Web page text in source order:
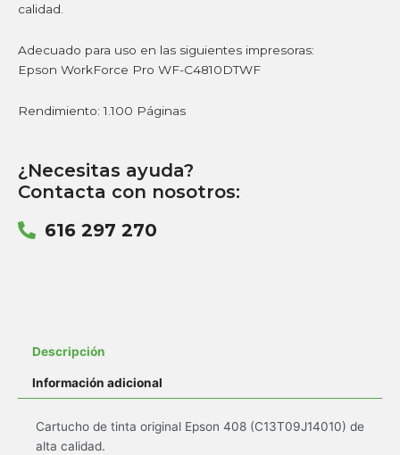
calidad.
Adecuado para uso en las siguientes impresoras:
Epson WorkForce Pro WF-C4810DTWF
Rendimiento: 1.100 Páginas
¿Necesitas ayuda?
Contacta con nosotros:
616 297 270
Descripción
Información adicional
Cartucho de tinta original Epson 408 (C13T09J14010) de
alta calidad.